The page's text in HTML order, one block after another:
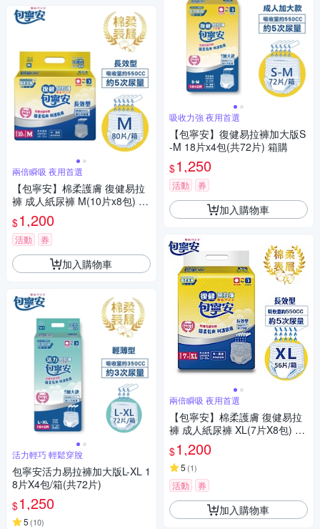
兩倍瞬吸 夜用首選
【包寧安】棉柔護膚 復健易拉
褲 成人紙尿褲 M(10片x8包) 箱
購
$1,200
活動 券
加入購物車
活力輕巧 輕鬆穿脫
包寧安活力易拉褲加大版L-XL 1
8片X4包/箱(共72片)
$1,250
5 (10)
吸收力強 夜用首選
【包寧安】復健易拉褲加大版S
-M 18片x4包(共72片) 箱購
$1,250
活動 券
加入購物車
兩倍瞬吸 夜用首選
【包寧安】棉柔護膚 復健易拉
褲 成人紙尿褲 XL(7片X8包) 箱
購
$1,200
5 (1)
活動 券
加入購物車